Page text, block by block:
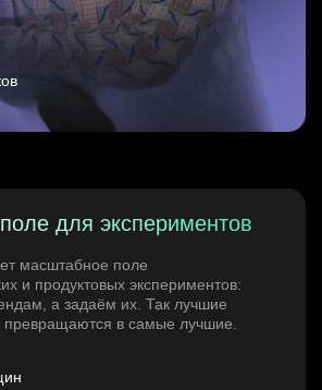
для экспериментов
масштабное поле
и продуктовых экспериментов:
а задаём их. Так лучшие
превращаются в самые лучшие.